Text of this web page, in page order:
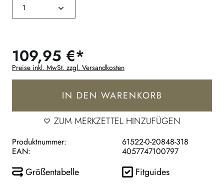
109,95 €*
Preise inkl. MwSt. zzgl. Versandkosten
IN DEN WARENKORB
ZUM MERKZETTEL HINZUFÜGEN
Produktnummer:
61522-0-20848-318
EAN:
4057747100797
Größentabelle Fitguides